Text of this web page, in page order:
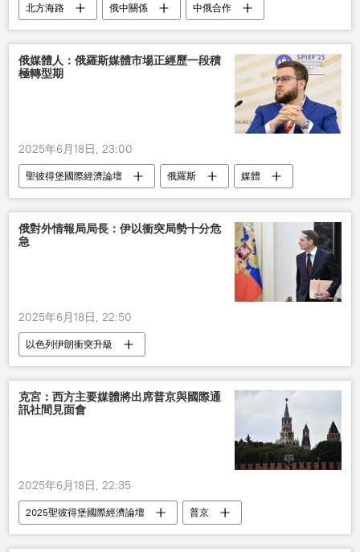
北方海路 俄中關係
中俄合作
俄羅斯國家原子能集團公司
北極
俄媒體人：俄羅斯媒體市場正經歷一段積
極轉型期
2025年6月18日, 23:00
聖彼得堡國際經濟論壇 俄羅斯 媒體
俄對外情報局局長：伊以衝突局勢十分危
急
2025年6月18日, 22:50
以色列伊朗衝突升級
2025聖彼得堡國際經濟論壇
俄對外情報局
伊朗
以色列
克宮：西方主要媒體將出席普京與國際通
訊社間見面會
2025年6月18日, 22:35
2025聖彼得堡國際經濟論壇 普京